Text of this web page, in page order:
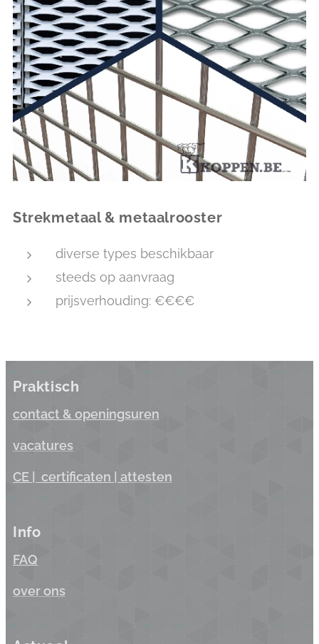
Strekmetaal & metaalrooster
diverse types beschikbaar
steeds op aanvraag
prijsverhouding: €€€€
Praktisch
contact & openingsuren
vacatures
CE | certificaten | attesten
Info
FAQ
over ons